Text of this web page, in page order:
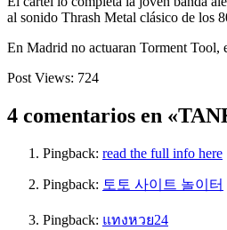
al sonido Thrash Metal clásico de los
En Madrid no actuaran Torment Tool,
Post Views: 724
4 comentarios en
Pingback: read the full info here
Pingback: 토토 사이트 놀이터
Pingback: แทงหวย24